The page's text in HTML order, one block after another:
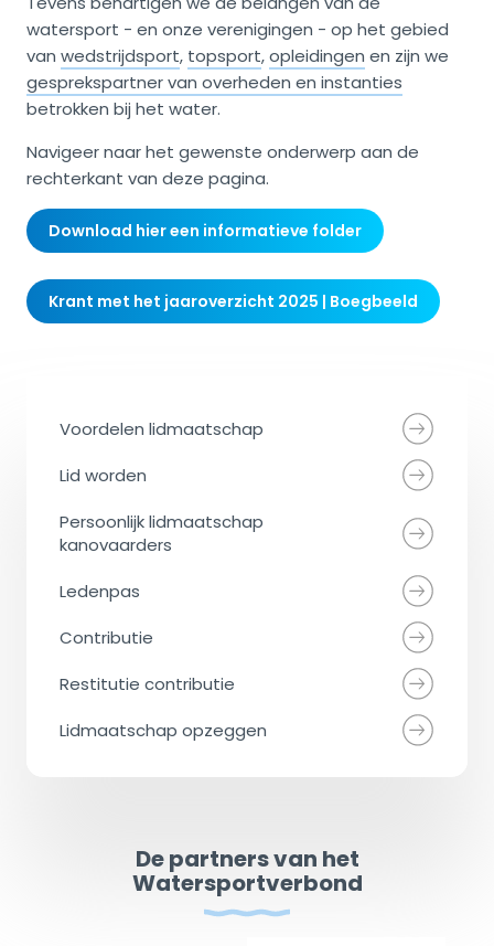
watersport - en onze verenigingen - op het gebied
van wedstrijdsport, topsport,opleidingen en zijn we
gesprekspartner van overheden en instanties
betrokken bij het water.
Navigeer naar het gewenste onderwerp aan de
rechterkant van deze pagina.
Download hier een informatieve folder
Krant met het jaaroverzicht 2025 | Boegbeeld
Voordelen lidmaatschap
Lid worden
Persoonlijk lidmaatschap
kanovaarders
Ledenpas
Contributie
Restitutie contributie
Lidmaatschap opzeggen
De partners van het
Watersportverbond